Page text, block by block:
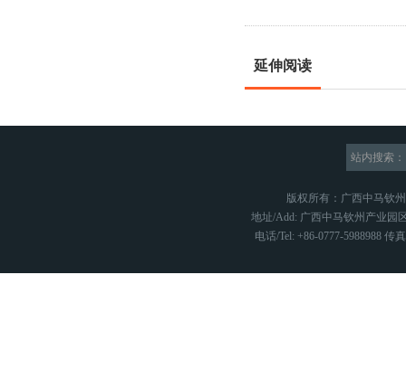
延伸阅读
站内搜索：
版权所有：广西中马钦
地址/Add: 广西中马钦州产业园
电话/Tel: +86-0777-5988988 传